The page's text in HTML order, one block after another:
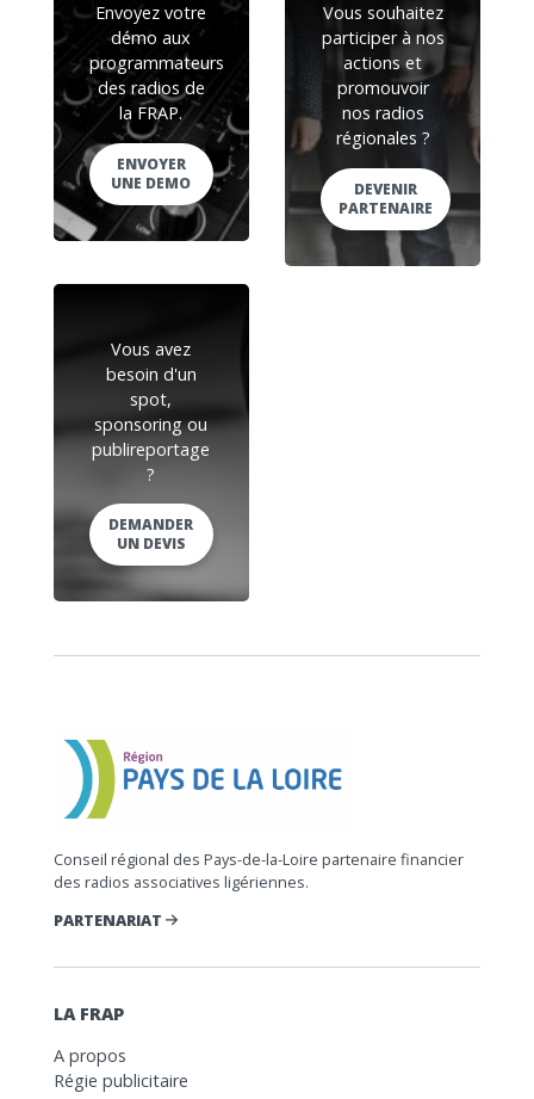
Envoyez votre
démo aux
programmateurs
des radios de
la FRAP.
ENVOYER
UNE DEMO
Vous souhaitez
participer à nos
actions et
promouvoir
nos radios
régionales ?
DEVENIR
PARTENAIRE
Vous avez
besoin d'un
spot,
sponsoring ou
publireportage
?
DEMANDER
UN DEVIS
Conseil régional des Pays-de-la-Loire partenaire financier
des radios associatives ligériennes.
PARTENARIAT
LA FRAP
A propos
Régie publicitaire